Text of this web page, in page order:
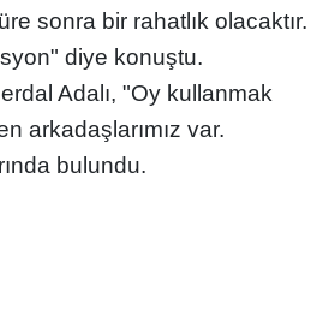
sonra bir rahatlık olacaktır.
diye konuştu.
Adalı, "Oy kullanmak
arkadaşlarımız var.
bulundu.